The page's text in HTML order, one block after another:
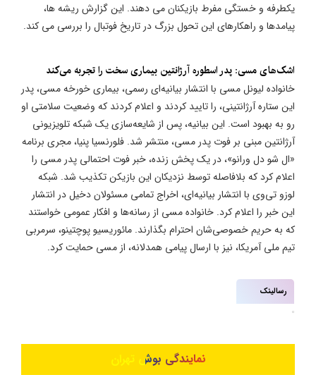
یکطرفه و خستگی مفرط بازیکنان می دهند. این گزارش ریشه ها،
پیامدها و راهکارهای این تحول بزرگ در تاریخ فوتبال را بررسی می کند.
اشک‌های مسی: پدر اسطوره آرژانتین بیماری سخت را تجربه می‌کند
خانواده لیونل مسی با انتشار بیانیه‌ای رسمی، بیماری خورخه مسی، پدر
این ستاره آرژانتینی، را تایید کردند و اعلام کردند که وضعیت سلامتی او
رو به بهبود است. این بیانیه، پس از شایعه‌سازی یک شبکه تلویزیونی
آرژانتین مبنی بر فوت پدر مسی، منتشر شد. فلورنسیا پنیا، مجری برنامه
«ال شو دل ورانو»، در یک پخش زنده، خبر فوت احتمالی پدر مسی را
اعلام کرد که بلافاصله توسط نزدیکان این بازیکن تکذیب شد. شبکه
لوزو تی‌وی با انتشار بیانیه‌ای، اخراج تمامی مسئولان دخیل در انتشار
این خبر را اعلام کرد. خانواده مسی از رسانه‌ها و افکار عمومی خواستند
که به حریم خصوصی‌شان احترام بگذارند. مائوریسیو پوچتینو، سرمربی
تیم ملی آمریکا، نیز با ارسال پیامی همدلانه، از مسی حمایت کرد.
رسالینک
نمایندگی بوش تهران